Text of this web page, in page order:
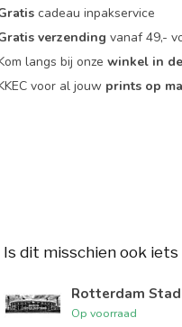
cadeau inpakservice
verzending vanaf 49,-
langs bij onzewinkel in
voor al jouw prints op
Is dit misschien ook iets
Rotterdam
Op voorraad